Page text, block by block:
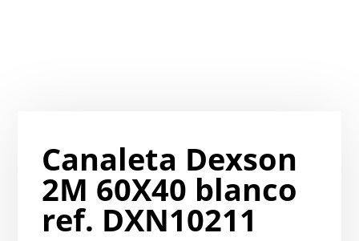
Canaleta Dexson
2M 60X40 blanco
ref. DXN10211